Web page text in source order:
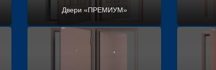
Двери «ПРЕМИУМ»